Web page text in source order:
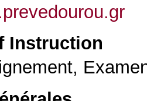
Instruction